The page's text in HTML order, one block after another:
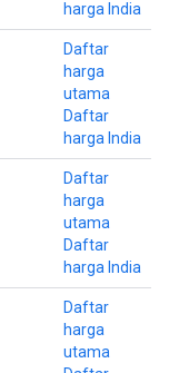
harga India
Daftar
harga
utama
Daftar
harga India
Daftar
harga
utama
Daftar
harga India
Daftar
harga
utama